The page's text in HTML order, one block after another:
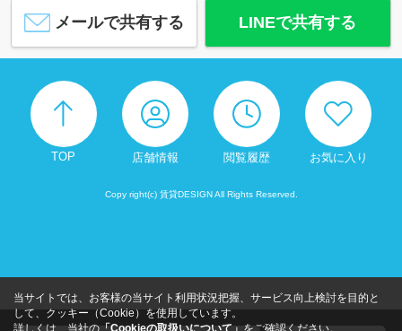
メールで共有する LINEで共有する
TOP 店舗情報 閲覧履歴 お気に入り
Copy right(c) 賃貸DESIGN All Rights Reserved.
当サイトでは、お客様の当サイト利用状況把握、サービス向上検討を目的と
して、クッキー（Cookie）を使用しています。
詳しくは、当社の 「Cookieの取扱いについて」 をご確認ください。